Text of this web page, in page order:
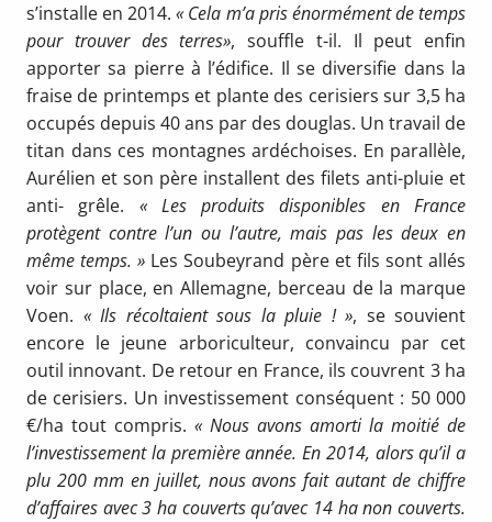
s’installe en 2014.« Cela m’a pris énormément de temps
pour trouver des terres», souffle t-il. Il peut enfin
apporter sa pierre à l’édifice. Il se diversifie dans la
fraise de printemps et plante des cerisiers sur 3,5 ha
occupés depuis 40 ans par des douglas. Un travail de
titan dans ces montagnes ardéchoises. En parallèle,
Aurélien et son père installent des filets anti-pluie et
anti- grêle. « Les produits disponibles en France
protègent contre l’un ou l’autre, mais pas les deux en
même temps. » Les Soubeyrand père et fils sont allés
voir sur place, en Allemagne, berceau de la marque
Voen. « Ils récoltaient sous la pluie ! », se souvient
encore le jeune arboriculteur, convaincu par cet
outil innovant. De retour en France, ils couvrent 3 ha
de cerisiers. Un investissement conséquent : 50 000
€/ha tout compris. « Nous avons amorti la moitié de
l’investissement la première année. En 2014, alors qu’il a
plu 200 mm en juillet, nous avons fait autant de chiffre
d’affaires avec 3 ha couverts qu’avec 14 ha non couverts.